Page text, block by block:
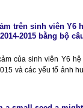
trên sinh viên Y6
2015 bằng bộ
của sinh viên Y6
và các yếu tố ảnh